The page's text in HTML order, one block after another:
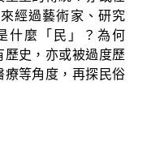
經過藝術家、研究
什麼「民」？為何
歷史，亦或被過度歷
療等角度，再探民俗